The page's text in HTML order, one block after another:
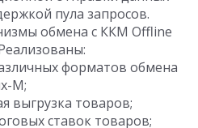
пула запросов.
обмена с ККМ Offline
форматов обмена
М;
выгрузка товаров;
ставок товаров;